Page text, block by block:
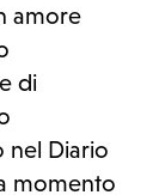
amore
di
nel Diario
momento